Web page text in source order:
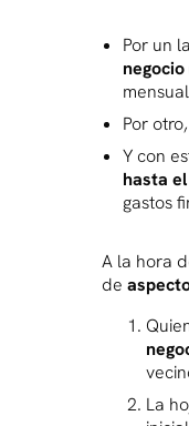
Por un
negocio
Por otro,
Y con
hasta el
gastos
A la hora
de
La